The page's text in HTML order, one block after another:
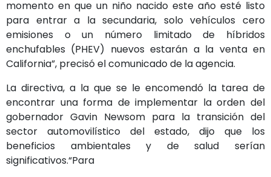
momento en que un niño nacido este año esté listo
para entrar a la secundaria, solo vehículos cero
emisiones o un número limitado de híbridos
enchufables (PHEV) nuevos estarán a la venta en
California”, precisó el comunicado de la agencia.
La directiva, a la que se le encomendó la tarea de
encontrar una forma de implementar la orden del
gobernador Gavin Newsom para la transición del
sector automovilístico del estado, dijo que los
beneficios ambientales y de salud serían
significativos.“Para